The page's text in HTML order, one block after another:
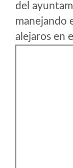
del
manejando
alejaros en